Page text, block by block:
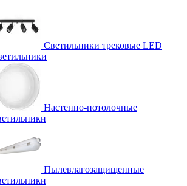
Светильники трековые LED
Настенно-потолочные
Пылевлагозащищенные